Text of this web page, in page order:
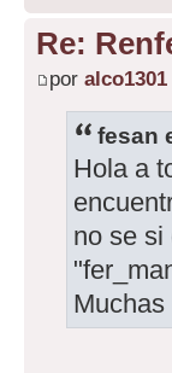
Re:
por alco1301
fesan
Hola a
no se si
Muchas